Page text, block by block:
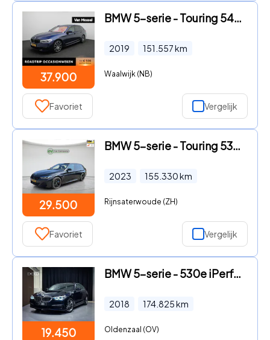
37.900
BMW 5-serie - Touring 540i xDrive High Executive | Automaat | Panoramadak
2019 151.557km
Waalwijk (NB)
Favoriet Vergelijk
29.500
BMW 5-serie - Touring 530e Business Edition Plus | M Sport | Laser LED | T
2023 155.330km
Rijnsaterwoude (ZH)
Favoriet Vergelijk
19.450
BMW 5-serie - 530e iPerformance |18" M Sport|Open dak|Digital Cockpit|Comf
2018 174.825km
Oldenzaal (OV)